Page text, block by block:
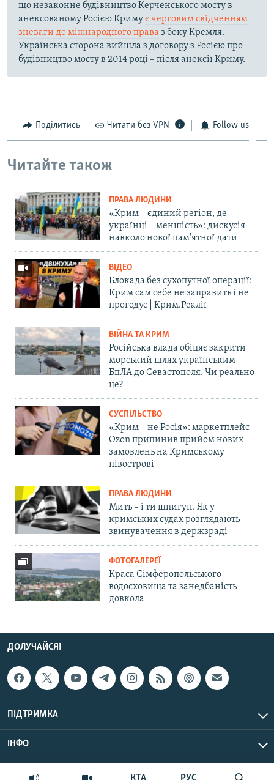
що незаконне будівництво Керченського мосту в
анексованому Росією Кримує черговим свідченням
зневаги до міжнародного права з боку Кремля.
Українська сторона вийшла з договору з Росією про
будівництво мосту в 2014 році – після анексії Криму.
Поділитись Читати без VPN Follow us
Читайте також
ПРАВА ЛЮДИНИ
«Крим – єдиний регіон, де
українці – меншість»: дискусія
навколо нової пам'ятної дати
ВІДЕО
Блокада без сухопутної операції:
Крим сам себе не заправить і не
прогодує | Крим.Реалії
ВІЙНА ТА КРИМ
Російська влада обіцяє закрити
морський шлях українським
БпЛА до Севастополя. Чи реально
це?
СУСПІЛЬСТВО
«Крим – не Росія»: маркетплейс
Ozon припинив прийом нових
замовлень на Кримському
півострові
ПРАВА ЛЮДИНИ
Мить – і ти шпигун. Як у
кримських судах розглядають
звинувачення в держзраді
ФОТОГАЛЕРЕЇ
Краса Сімферопольського
водосховища та занедбаність
довкола
ДОЛУЧАЙСЯ!
ПІДТРИМКА
ІНФО
© Крим.Реалії, 2026 | Усі права застережено.